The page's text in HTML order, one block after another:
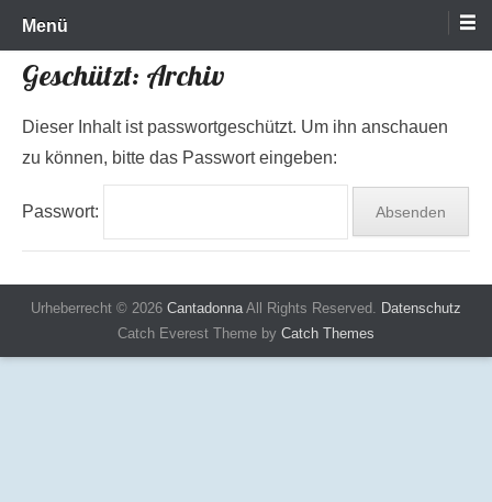
Zum
wechseln
Cantadonna
Heeper Frauenchor e.V.
Menü
Geschützt: Archiv
Dieser Inhalt ist passwortgeschützt. Um ihn anschauen
zu können, bitte das Passwort eingeben:
Passwort:
Urheberrecht © 2026 CantadonnaAll Rights Reserved. Datenschutz
Catch Everest Theme by Catch Themes